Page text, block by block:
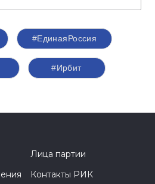
#‎ЕдинаяРоссия
#Ирбит
Лица партии
Контакты РИК